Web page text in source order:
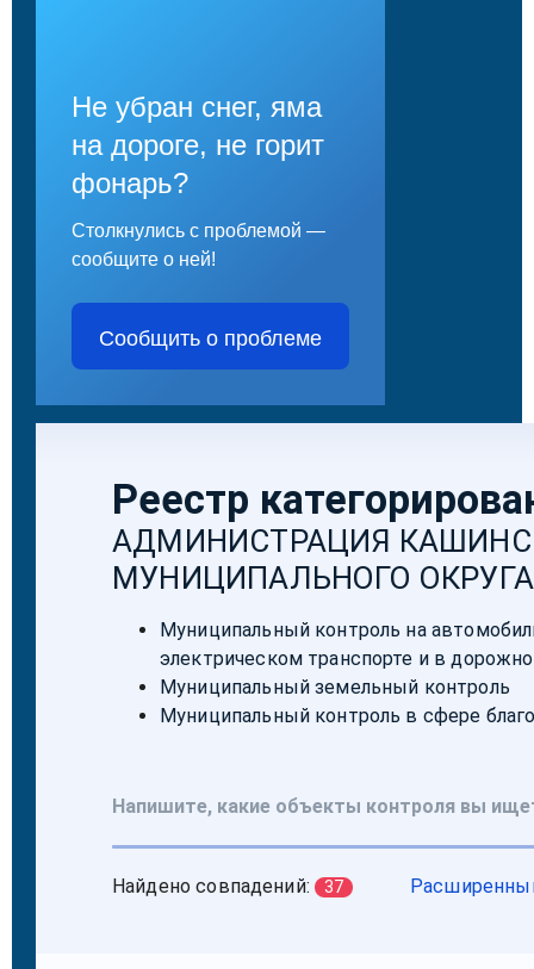
Не убран снег, яма
на дороге, не горит
фонарь?
Столкнулись с проблемой —
сообщите о ней!
Сообщить о проблеме